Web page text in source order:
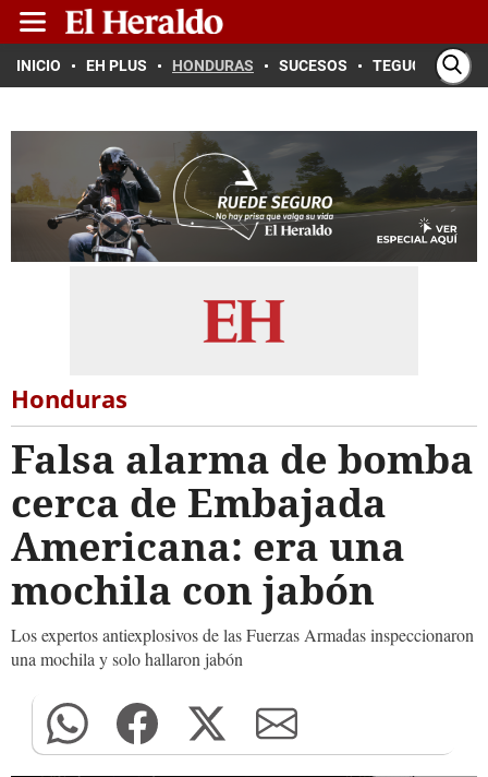
INICIO EH PLUS HONDURAS SUCESOS TEGUCIGALPA
Honduras
Falsa alarma de bomba
cerca de Embajada
Americana: era una
mochila con jabón
Los expertos antiexplosivos de las Fuerzas Armadas inspeccionaron
una mochila y solo hallaron jabón